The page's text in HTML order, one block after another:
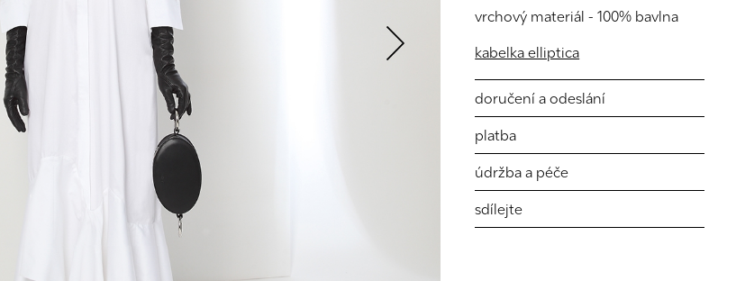
vrchový materiál - 100% bavlna
kabelka elliptica
doručení a odeslání
platba
údržba a péče
sdílejte